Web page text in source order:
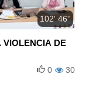
102' 46''
VIOLENCIA DE
30
0